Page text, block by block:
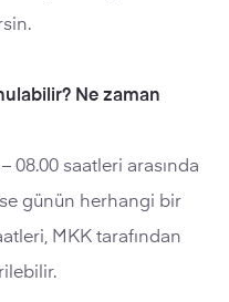
Ne zaman
08.00 saatleri arasında
günün herhangi bir
MKK tarafından